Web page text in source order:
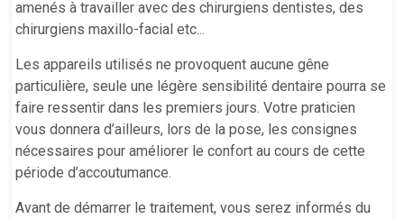
amenés à travailler avec des chirurgiens dentistes, des
chirurgiens maxillo-facial etc...
Les appareils utilisés ne provoquent aucune gêne
particulière, seule une légère sensibilité dentaire pourra se
faire ressentir dans les premiers jours. Votre praticien
vous donnera d’ailleurs, lors de la pose, les consignes
nécessaires pour améliorer le confort au cours de cette
période d’accoutumance.
Avant de démarrer le traitement, vous serez informés du